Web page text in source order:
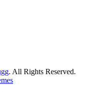
. All Rights Reserved.